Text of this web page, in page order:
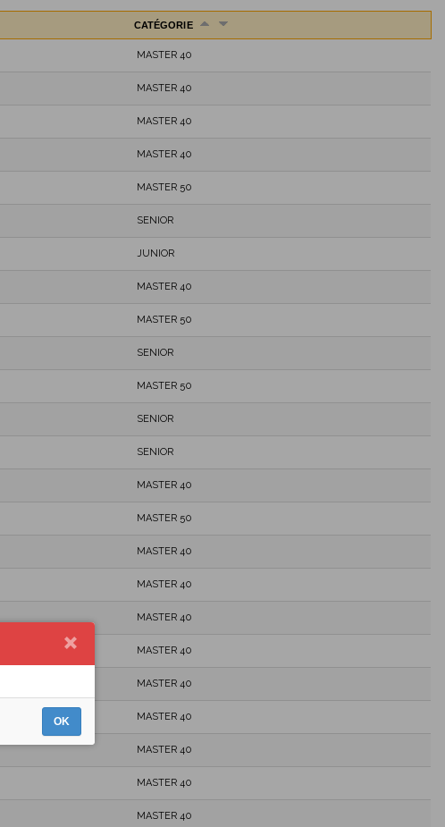
CATÉGORIE
MASTER 40
MASTER 40
MASTER 40
MASTER 40
MASTER 50
SENIOR
JUNIOR
MASTER 40
MASTER 50
SENIOR
MASTER 50
SENIOR
SENIOR
MASTER 40
MASTER 50
MASTER 40
MASTER 40
MASTER 40
MASTER 40
MASTER 40
MASTER 40
MASTER 40
MASTER 40
MASTER 40
OK